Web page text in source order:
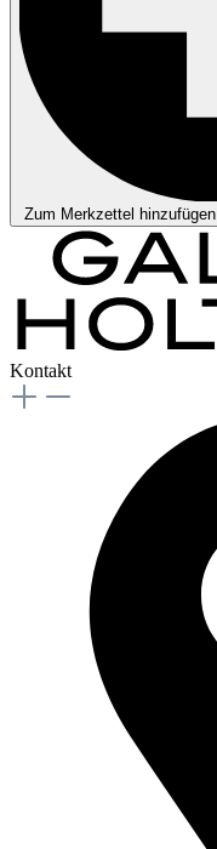
Zum Merkzettel hinzufügen
Kontakt